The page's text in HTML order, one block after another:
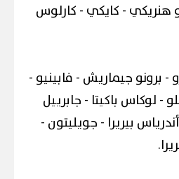
هنريكي - كايكي - كارلوس
برونو جيماريش - فابينيو -
- لوكاس باكيتا - جابرييل
بيريرا - جويليتون -